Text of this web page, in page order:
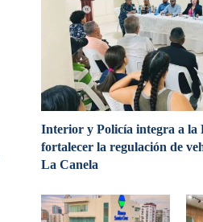
Interior y Policía integra a la
fortalecer la regulación de
La Canela